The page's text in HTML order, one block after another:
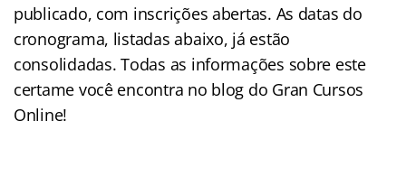
publicado, com inscrições abertas. As datas do
cronograma, listadas abaixo, já estão
consolidadas. Todas as informações sobre este
certame você encontra no blog do Gran Cursos
Online!